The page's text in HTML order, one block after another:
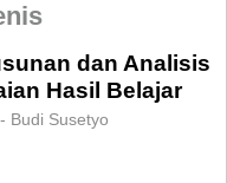
dan Analisis
Hasil Belajar
Budi Susetyo